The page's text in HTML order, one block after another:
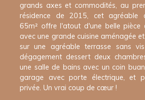
grands axes et commodités, au
résidence de 2015, cet agréable
65m² offre l'atout d'une belle pièce
avec une grande cuisine aménagée
sur une agréable terrasse sans
dégagement dessert deux
une salle de bains avec un coin
garage avec porte électrique, et
privée. Un vrai coup de cœur !